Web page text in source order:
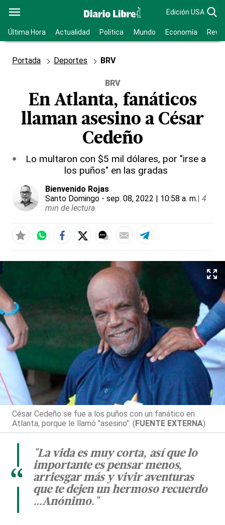
Edición USA
Última Hora Actualidad Política Mundo Economía
Portada Deportes BRV
BRV
En Atlanta, fanáticos
llaman asesino a César
Cedeño
Lo multaron con $5 mil dólares, por "irse a
los puños" en las gradas
Bienvenido Rojas
Santo Domingo - sep. 08, 2022 | 10:58 a. m.| 4
min de lectura
César Cedeño se fue a los puños con un fanático en
Atlanta, porque le llamó "asesino". (FUENTE EXTERNA)
"La vida es muy corta, así que lo
importante es pensar menos,
arriesgar más y vivir aventuras
que te dejen un hermoso recuerdo
…Anónimo."
“